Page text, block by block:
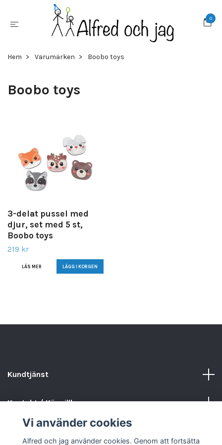
0
Hem Varumärken Boobo toys
Boobo toys
3-delat pussel med
djur, set med 5 st,
Boobo toys
219 kr
LÄS MER
Kundtjänst
Kontakt / Köpvillkor
Vi använder cookies
Alfred och jag använder cookies. Genom att fortsätta